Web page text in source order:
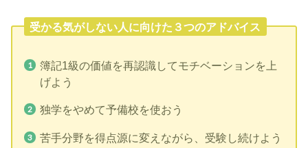
受かる気がしない人に向けた３つのアドバイス
簿記1級の価値を再認識してモチベーションを上
げよう
独学をやめて予備校を使おう
苦手分野を得点源に変えながら、受験し続けよう